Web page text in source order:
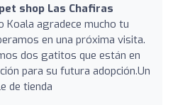
shop Las Chafiras
Koala agradece mucho tu
en una próxima visita.
dos gatitos que están en
para su futura adopción.Un
de tienda